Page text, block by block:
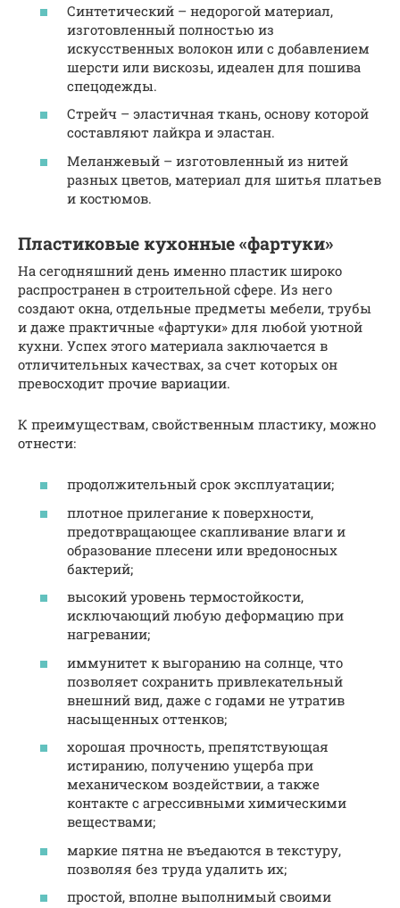
Синтетический – недорогой материал,
изготовленный полностью из
искусственных волокон или с добавлением
шерсти или вискозы, идеален для пошива
спецодежды.
Стрейч – эластичная ткань, основу которой
составляют лайкра и эластан.
Меланжевый – изготовленный из нитей
разных цветов, материал для шитья платьев
и костюмов.
Пластиковые кухонные «фартуки»
На сегодняшний день именно пластик широко
распространен в строительной сфере. Из него
создают окна, отдельные предметы мебели, трубы
и даже практичные «фартуки» для любой уютной
кухни. Успех этого материала заключается в
отличительных качествах, за счет которых он
превосходит прочие вариации.
К преимуществам, свойственным пластику, можно
отнести:
продолжительный срок эксплуатации;
плотное прилегание к поверхности,
предотвращающее скапливание влаги и
образование плесени или вредоносных
бактерий;
высокий уровень термостойкости,
исключающий любую деформацию при
нагревании;
иммунитет к выгоранию на солнце, что
позволяет сохранить привлекательный
внешний вид, даже с годами не утратив
насыщенных оттенков;
хорошая прочность, препятствующая
истиранию, получению ущерба при
механическом воздействии, а также
контакте с агрессивными химическими
веществами;
маркие пятна не въедаются в текстуру,
позволяя без труда удалить их;
простой, вполне выполнимый своими